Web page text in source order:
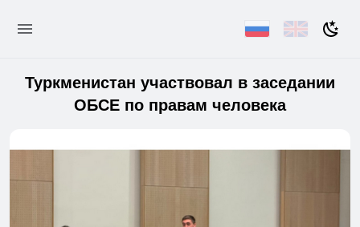
Туркменистан участвовал в заседании
ОБСЕ по правам человека